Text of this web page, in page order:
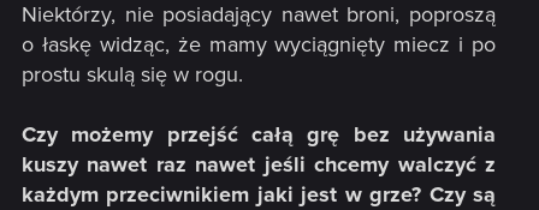
Niektórzy, nie posiadający nawet broni, poproszą
o łaskę widząc, że mamy wyciągnięty miecz i po
prostu skulą się w rogu.
Czy możemy przejść całą grę bez używania
kuszy nawet raz nawet jeśli chcemy walczyć z
każdym przeciwnikiem jaki jest w grze? Czy są